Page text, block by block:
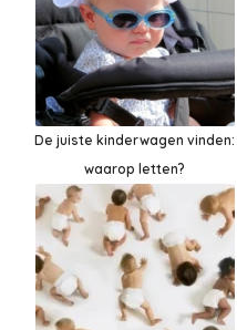
De juiste kinderwagen vinden:
waarop letten?